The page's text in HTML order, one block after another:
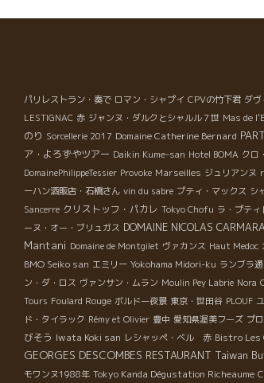
パリレストラン・奏で ロマン・シャプイ CPVの竹下君 ダ
LESTIGNAC 赤 ジャンヌ・ダルクとシャルル７世 Mas de
のり Sorcellerie 2017 Domaine Catherine Bernard
ア・よろずやツアー Daikin Kume-san Hotel BOMA クロ
DomainePhilippeTessier Provoke Marseilles ジュリアンヌ
ーハン酒販店・石橋さん vin du sabre プティ・マックス シ
Sancerre クリストッフ・パカレ Tokyo Chofu ラ・プテ
ーヌ・オー・ブリュガス DOMAINE NICOLAS
Mantani Domaine de Montgilet ヴァカンス Haut Medoc
BMO Seiko san エミリー Yokohama Midori-ku ランブラ通
ン・ダ・ロス ヴァンサン・ムラン Moulin Pey Labrie Nora
Tours Foulard Rouge ボルドー夜景 東京・世田谷 PLOUF
ド・タイラック Rémy et Olivier 豊中 愛知県渥美フーズ プ
びそう Iwata Koki san レシャッペ・ベル 赤 Bistro Les
GEORGES DESCOMBES RESTAURANT Taiwan
モワンヌ1988年 Tokyo Kanda Dégustation Richeaume